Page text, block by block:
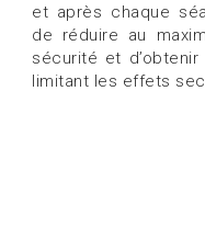
et après chaque
de réduire au
sécurité et
limitant les effets